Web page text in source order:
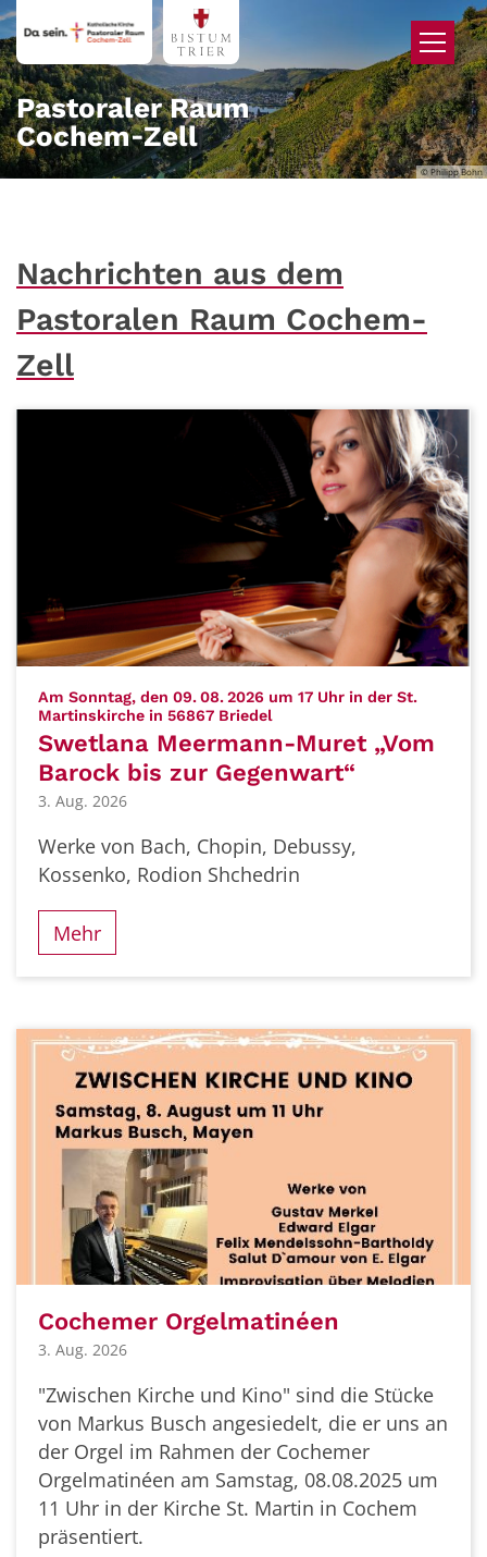
Zum Inhalt springen
© Philipp Bohn
Pastoraler Raum
Cochem‑Zell
Nachrichten aus dem
Pastoralen Raum Cochem-
Zell
Am Sonntag, den 09. 08. 2026 um 17 Uhr in der St.
Martinskirche in 56867 Briedel
Swetlana Meermann-Muret „Vom
Barock bis zur Gegenwart“
3. Aug. 2026
Werke von Bach, Chopin, Debussy,
Kossenko, Rodion Shchedrin
Mehr
Cochemer Orgelmatinéen
3. Aug. 2026
"Zwischen Kirche und Kino" sind die Stücke
von Markus Busch angesiedelt, die er uns an
der Orgel im Rahmen der Cochemer
Orgelmatinéen am Samstag, 08.08.2025 um
11 Uhr in der Kirche St. Martin in Cochem
präsentiert.